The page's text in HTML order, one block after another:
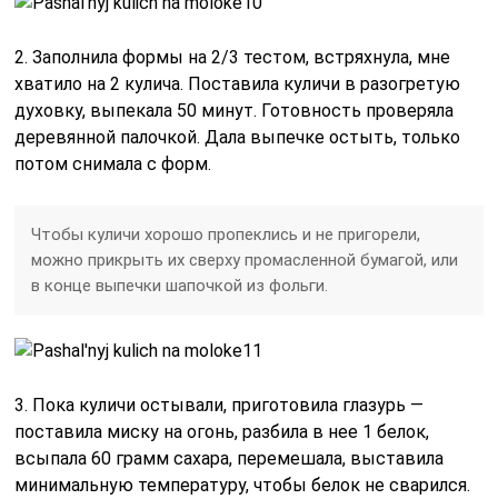
2. Заполнила формы на 2/3 тестом, встряхнула, мне
хватило на 2 кулича. Поставила куличи в разогретую
духовку, выпекала 50 минут. Готовность проверяла
деревянной палочкой. Дала выпечке остыть, только
потом снимала с форм.
Чтобы куличи хорошо пропеклись и не пригорели,
можно прикрыть их сверху промасленной бумагой, или
в конце выпечки шапочкой из фольги.
3. Пока куличи остывали, приготовила глазурь —
поставила миску на огонь, разбила в нее 1 белок,
всыпала 60 грамм сахара, перемешала, выставила
минимальную температуру, чтобы белок не сварился.